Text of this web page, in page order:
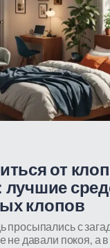
от
лучшие
клопов
просыпались с
не давали покоя, а